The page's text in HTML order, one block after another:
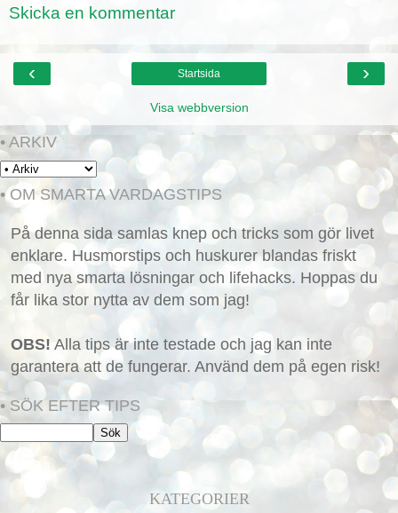
Skicka en kommentar
‹ ›
Startsida
Visa webbversion
• ARKIV
• OM SMARTA VARDAGSTIPS
På denna sida samlas knep och tricks som gör livet
enklare. Husmorstips och huskurer blandas friskt
med nya smarta lösningar och lifehacks. Hoppas du
får lika stor nytta av dem som jag!
OBS! Alla tips är inte testade och jag kan inte
garantera att de fungerar. Använd dem på egen risk!
• SÖK EFTER TIPS
KATEGORIER